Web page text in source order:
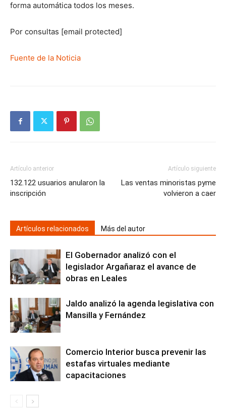
forma automática todos los meses.
Por consultas [email protected]
Fuente de la Noticia
Artículo anterior
132.122 usuarios anularon la
inscripción
Artículo siguiente
Las ventas minoristas pyme
volvieron a caer
Artículos relacionados Más del autor
El Gobernador analizó con el
legislador Argañaraz el avance de
obras en Leales
Jaldo analizó la agenda legislativa con
Mansilla y Fernández
Comercio Interior busca prevenir las
estafas virtuales mediante
capacitaciones